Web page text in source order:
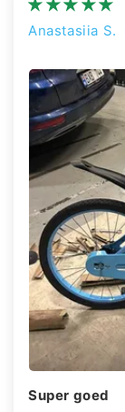
Anastasiia S.
Super goed